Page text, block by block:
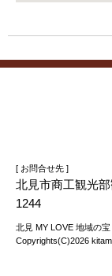
[ お問合せ先 ]
北見市商工観光
1244
北見 MY LOVE 地域の
Copyrights(C)2026